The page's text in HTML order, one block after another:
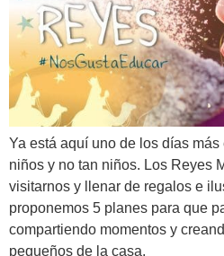
Ya está aquí uno de los días
niños y no tan niños. Los Reyes
visitarnos y llenar de regalos e
proponemos 5 planes para que
compartiendo momentos y
pequeños de la casa.